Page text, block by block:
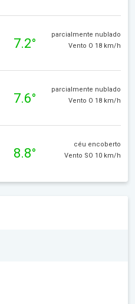
7.2°
parcialmente nublado
Vento O 18 km/h
7.6°
parcialmente nublado
Vento O 18 km/h
8.8°
céu encoberto
Vento SO 10 km/h